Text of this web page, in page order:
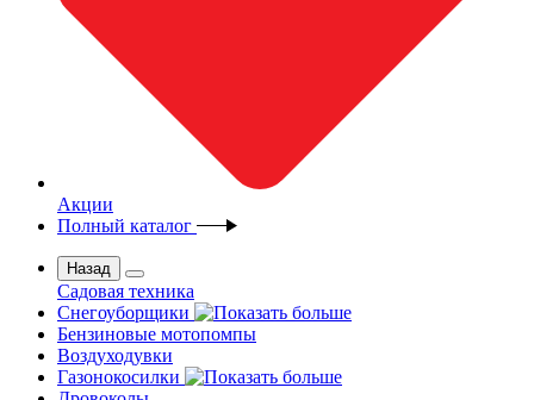
Акции
Полный каталог
Назад
Садовая техника
Снегоуборщики
Бензиновые мотопомпы
Воздуходувки
Газонокосилки